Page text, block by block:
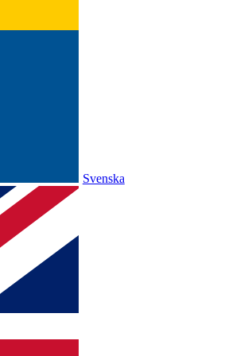
Svenska